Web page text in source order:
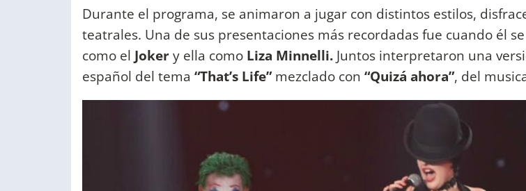
Durante el programa, se animaron a jugar con distintos estilos,
teatrales. Una de sus presentaciones más recordadas fue cuando él
como el Jokery ella como Liza Minnelli. Juntos interpretaron una
español del tema “That’s Life”mezclado con “Quizá ahora”, del